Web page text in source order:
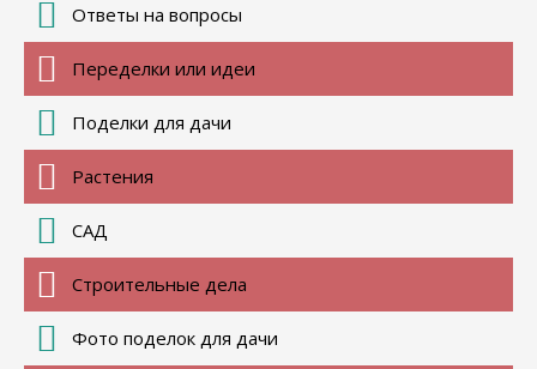
Ответы на вопросы
Переделки или идеи
Поделки для дачи
Растения
САД
Строительные дела
Фото поделок для дачи